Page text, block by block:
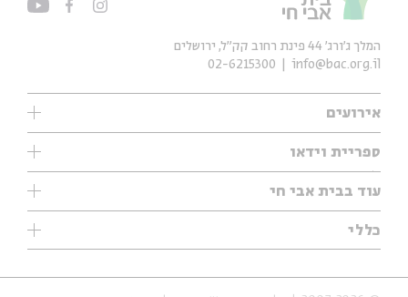
אירועים
עיון
אנגלית
נוער
סדרות
ספריית וידאו
ילדים
מוזיקה
עיון
מיוחדים
עוד בבית אבי חי
תערוכות
מיוחדים
כללי
אודות
המלך ג'ורג' 44 פינת רחוב קק״ל, ירושלים
info@bac.org.il
02-6215300